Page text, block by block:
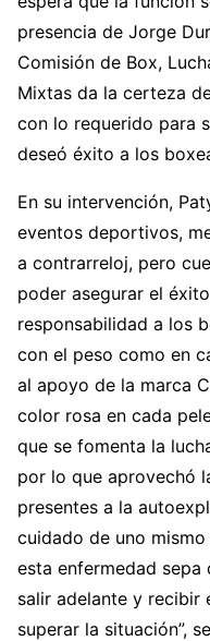
presencia de Jorge
Comisión de Box,
Mixtas da la certeza
con lo requerido para
deseó éxito a los
En su intervención,
eventos deportivos,
a contrarreloj, pero
poder asegurar el
responsabilidad a los
con el peso como en
al apoyo de la marca
color rosa en cada
que se fomenta la
por lo que aprovechó
presentes a la
cuidado de uno
esta enfermedad
salir adelante y recibir
superar la situación”,